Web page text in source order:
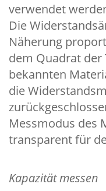
verwendet
Die
Näherung
dem Quadrat
bekannten
die
Messmodus des
transparent für
Kapazität messen